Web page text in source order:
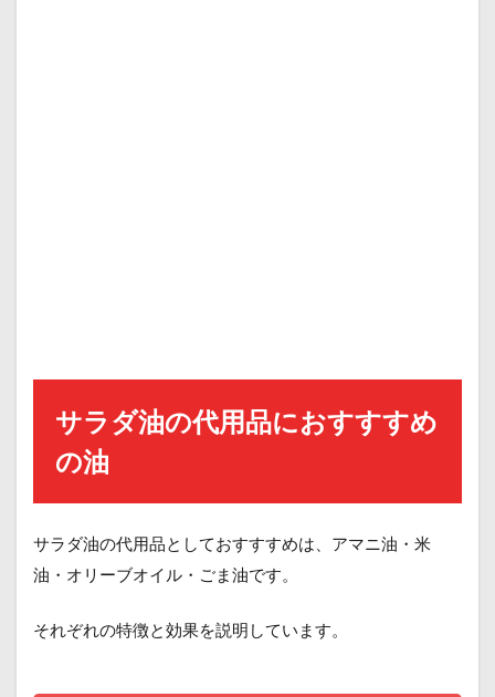
サラダ油の代用品におすすすめ
の油
サラダ油の代用品としておすすすめは、アマニ油・米
油・オリーブオイル・ごま油です。
それぞれの特徴と効果を説明しています。